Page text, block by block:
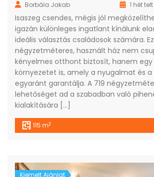
Borbála Jakab
1 hét
Isaszeg csendes, mégis jól
igazán különleges ingatlant kínálunk
ideális választás családosok számára. Ez
négyzetméteres, használt ház nem
kényelmes otthont biztosít, hanem egy
környezetet is, amely a nyugalmat és
egyaránt garantálja. A 719
lehetőséget ad a szabadban való
kialakítására […]
115 m2
Kiemelt Ajánlat